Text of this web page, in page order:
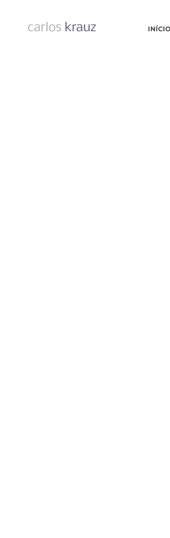
carlos krauz INÍCIO